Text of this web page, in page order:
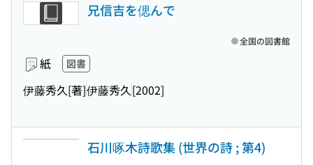
兄信吉を偲んで
紙 図書
伊藤秀久[著]伊藤秀久 [2002]
全国の図書館
石川啄木詩歌集 (世界の詩 ; 第4)